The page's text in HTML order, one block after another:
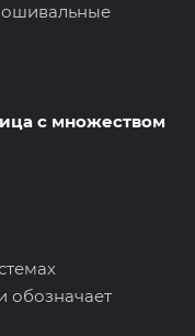
с множеством
обозначает